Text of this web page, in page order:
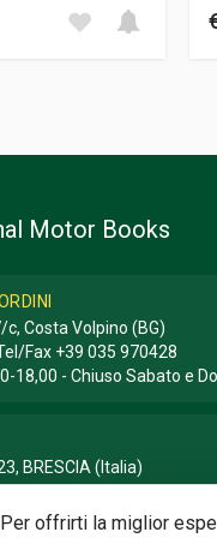
Per offrirti la miglior
Motor Books
Costa Volpino (BG)
Fax +39 035 970428
18,00 - Chiuso Sabato e
BRESCIA (Italia)
- Tel/Fax+39 030 3776786
19,30 - Chiuso Domenica